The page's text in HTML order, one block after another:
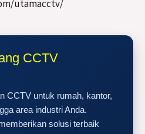
utamacctv/
CCTV
CCTV untuk rumah, kantor,
area industri Anda.
solusi terbaik